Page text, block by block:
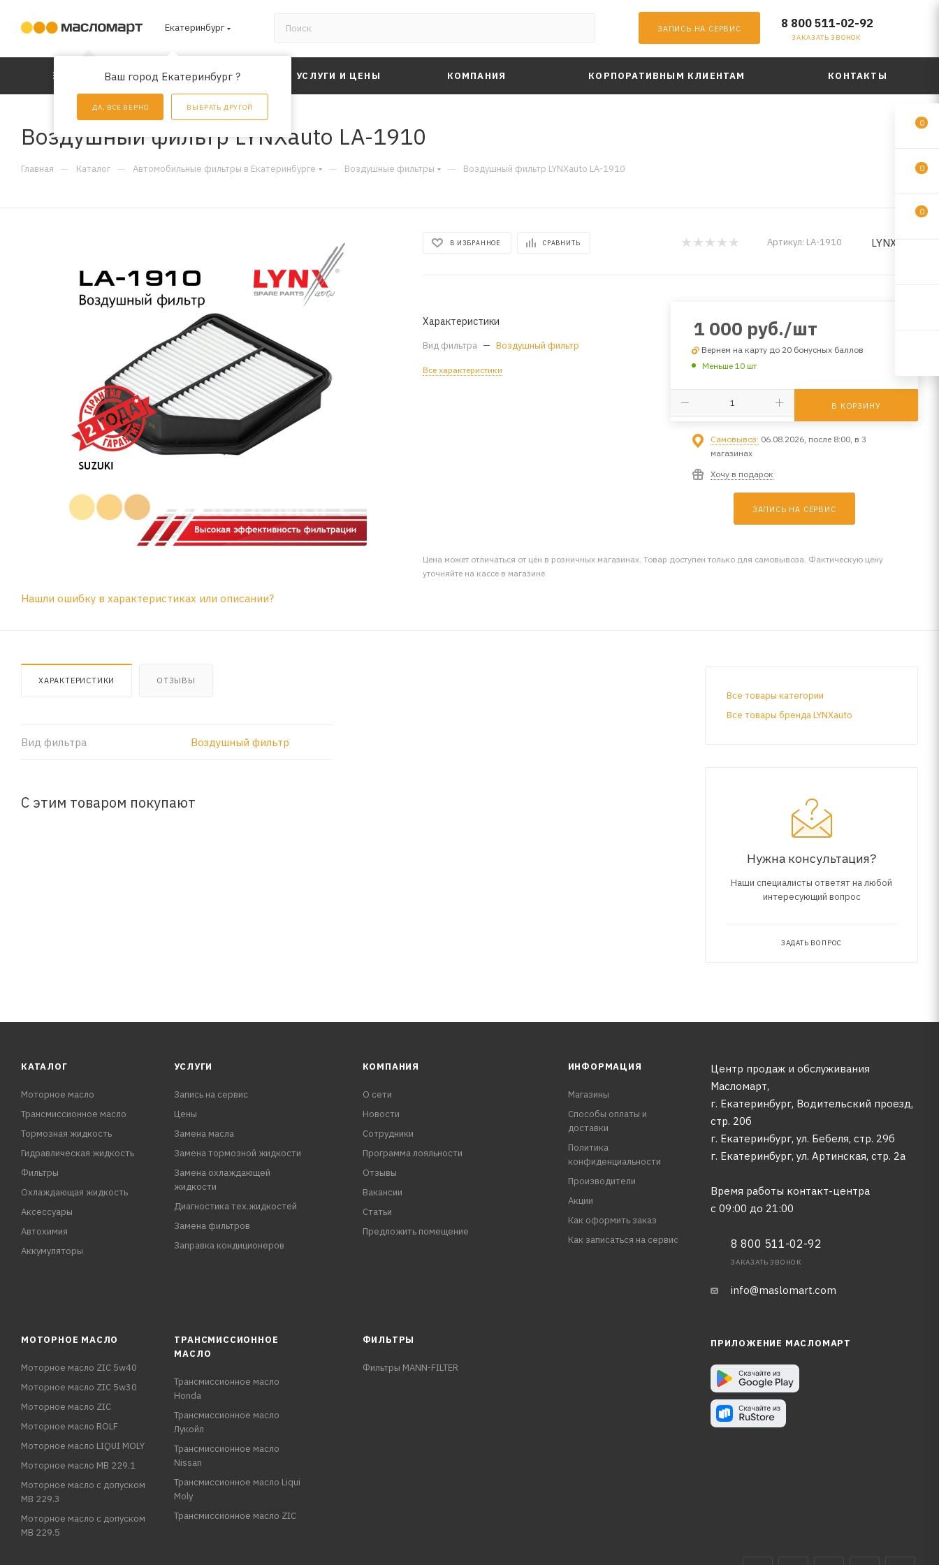
Екатеринбург
Ваш город Екатеринбург ?
ДА, ВСЕ ВЕРНО ВЫБРАТЬ ДРУГОЙ
ЗАПИСЬ НА СЕРВИС 8 800 511-02-92
ЗАКАЗАТЬ ЗВОНОК
КАТАЛОГ АКЦИИ УСЛУГИ И ЦЕНЫ КОМПАНИЯ КОРПОРАТИВНЫМ КЛИЕНТАМ КОНТАКТЫ
Воздушный фильтр LYNXauto LA-1910
Главная — Каталог — Автомобильные фильтры в Екатеринбурге — Воздушные фильтры — Воздушный фильтр LYNXauto LA-1910
В ИЗБРАННОЕ СРАВНИТЬ Артикул: LA-1910 LYNXauto
Характеристики
Вид фильтра — Воздушный фильтр
Все характеристики
1 000 руб./шт
Вернем на карту до 20 бонусных баллов
Меньше 10 шт
В КОРЗИНУ
Самовывоз: 06.08.2026, после 8:00, в 3
магазинах
Хочу в подарок
ЗАПИСЬ НА СЕРВИС
Цена может отличаться от цен в розничных магазинах. Товар доступен только для самовывоза. Фактическую цену
уточняйте на кассе в магазине
Нашли ошибку в характеристиках или описании?
ХАРАКТЕРИСТИКИ ОТЗЫВЫ
Вид фильтра Воздушный фильтр
С этим товаром покупают
Все товары категории
Все товары бренда LYNXauto
Нужна консультация?
Наши специалисты ответят на любой
интересующий вопрос
ЗАДАТЬ ВОПРОС
КАТАЛОГ
Моторное масло
Трансмиссионное масло
Тормозная жидкость
Гидравлическая жидкость
Фильтры
Охлаждающая жидкость
Аксессуары
Автохимия
Аккумуляторы
УСЛУГИ
Запись на сервис
Цены
Замена масла
Замена тормозной жидкости
Замена охлаждающей
жидкости
Диагностика тех.жидкостей
Замена фильтров
Заправка кондиционеров
КОМПАНИЯ
О сети
Новости
Сотрудники
Программа лояльности
Отзывы
Вакансии
Статьи
Предложить помещение
ИНФОРМАЦИЯ
Магазины
Способы оплаты и
доставки
Политика
конфиденциальности
Производители
Акции
Как оформить заказ
Как записаться на сервис
Центр продаж и обслуживания
Масломарт,
г. Екатеринбург, Водительский проезд,
стр. 20б
г. Екатеринбург, ул. Бебеля, стр. 29б
г. Екатеринбург, ул. Артинская, стр. 2а
Время работы контакт-центра
с 09:00 до 21:00
8 800 511-02-92
ЗАКАЗАТЬ ЗВОНОК
info@maslomart.com
МОТОРНОЕ МАСЛО
Моторное масло ZIC 5w40
Моторное масло ZIC 5w30
Моторное масло ZIC
Моторное масло ROLF
Моторное масло LIQUI MOLY
Моторное масло MB 229.1
Моторное масло с допуском
MB 229.3
Моторное масло с допуском
MB 229.5
ТРАНСМИССИОННОЕ
МАСЛО
Трансмиссионное масло
Honda
Трансмиссионное масло
Лукойл
Трансмиссионное масло
Nissan
Трансмиссионное масло Liqui
Moly
Трансмиссионное масло ZIC
ФИЛЬТРЫ
Фильтры MANN-FILTER
ПРИЛОЖЕНИЕ МАСЛОМАРТ
0
0
0